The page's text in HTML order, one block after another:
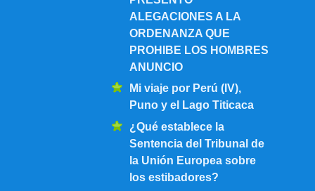
ALEGACIONES A LA
ORDENANZA QUE
PROHIBE LOS HOMBRES
ANUNCIO
Mi viaje por Perú (IV),
Puno y el Lago Titicaca
¿Qué establece la
Sentencia del Tribunal de
la Unión Europea sobre
los estibadores?